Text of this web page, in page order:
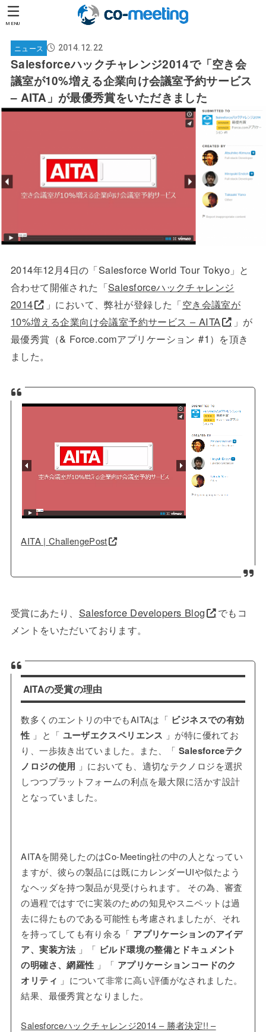
MENU
ニュース 2014.12.22
Salesforceハックチャレンジ2014で「空き会
議室が10%増える企業向け会議室予約サービス
– AITA」が最優秀賞をいただきました
2014年12月4日の「Salesforce World Tour Tokyo」と
合わせて開催された「Salesforceハックチャレンジ
2014
」において、弊社が登録した「空き会議室が
10%増える企業向け会議室予約サービス – AITA
」が
最優秀賞（& Force.comアプリケーション #1）を頂き
ました。
AITA | ChallengePost
受賞にあたり、 Salesforce Developers Blog
でもコ
メントをいただいております。
AITAの受賞の理由
数多くのエントリの中でもAITAは「 ビジネスでの有効
性 」と「 ユーザエクスペリエンス 」が特に優れてお
り、一歩抜き出ていました。また、「Salesforceテク
ノロジの使用 」においても、適切なテクノロジを選択
しつつプラットフォームの利点を最大限に活かす設計
となっていました。
AITAを開発したのはCo-Meeting社の中の人となってい
ますが、彼らの製品には既にカレンダーUIや似たよう
なヘッダを持つ製品が見受けられます。 その為、審査
の過程ではすでに実装のための知見やスニペットは過
去に得たものである可能性も考慮されましたが、それ
を持ってしても有り余る「 アプリケーションのアイデ
ア、実装方法 」「 ビルド環境の整備とドキュメント
の明確さ、網羅性 」「 アプリケーションコードのク
オリティ 」について非常に高い評価がなされました。
結果、最優秀賞となりました。
Salesforceハックチャレンジ2014 – 勝者決定!! –